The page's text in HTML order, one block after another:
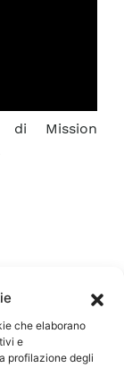
che elaborano
e
profilazione degli
di Mission